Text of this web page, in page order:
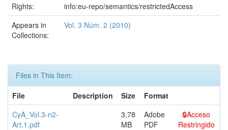
Rights:
info:eu-repo/semantics/restrictedAccess
Appears in
Collections:
Vol. 3 Núm. 2 (2010)
Files in This Item:
File
Description Size
Format
CyA_Vol.3-n2-
Art.1.pdf
3,78
MB
Adobe
PDF
Acceso
Restringido